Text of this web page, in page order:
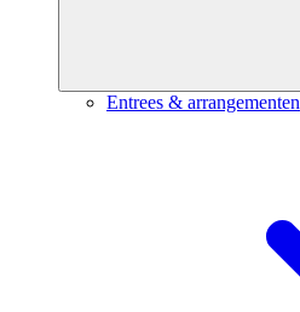
Entrees & arrangementen